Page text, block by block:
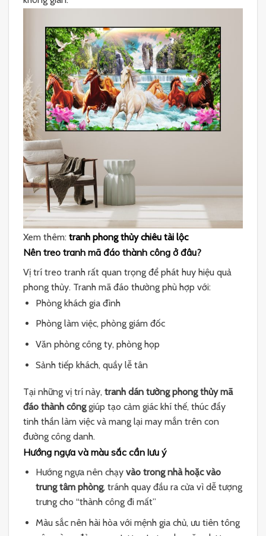
Xem thêm: tranh phong thủy chiêu tài lộc
Nên treo tranh mã đáo thành công ở đâu?
Vị trí treo tranh rất quan trọng để phát huy hiệu quả
phong thủy. Tranh mã đáo thường phù hợp với:
Phòng khách gia đình
Phòng làm việc, phòng giám đốc
Văn phòng công ty, phòng họp
Sảnh tiếp khách, quầy lễ tân
Tại những vị trí này, tranh dán tường phong thủy mã
đáo thành cônggiúp tạo cảm giác khí thế, thúc đẩy
tinh thần làm việc và mang lại may mắn trên con
đường công danh.
Hướng ngựa và màu sắc cần lưu ý
Hướng ngựa nên chạy vào trong nhà hoặc vào
trung tâm phòng, tránh quay đầu ra cửa vì dễ tượng
trưng cho “thành công đi mất”
Màu sắc nên hài hòa với mệnh gia chủ, ưu tiên tông